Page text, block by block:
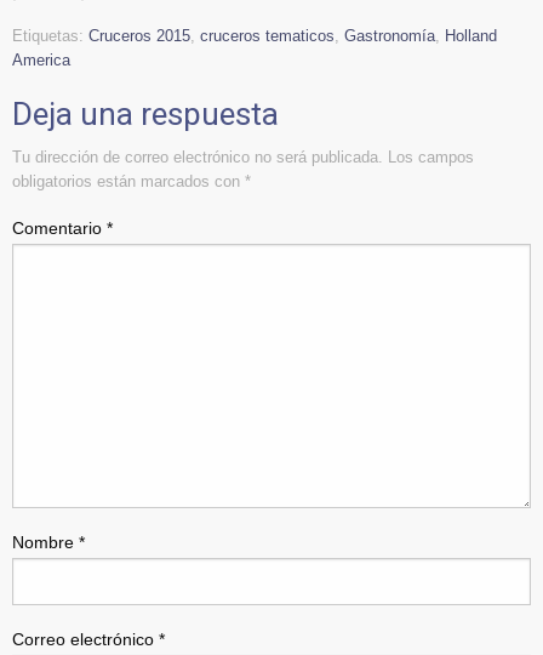
Etiquetas: Cruceros 2015 cruceros tematicos Gastronomía
Holland
America
Deja una respuesta
Tu dirección de correo electrónico no será publicada.
Los campos
obligatorios están marcados con *
Comentario *
Nombre *
Correo electrónico *